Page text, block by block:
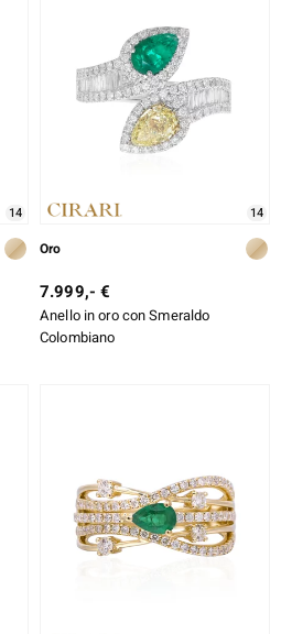
14 14
Oro
7.999,- €
Anello in oro con Smeraldo
Colombiano